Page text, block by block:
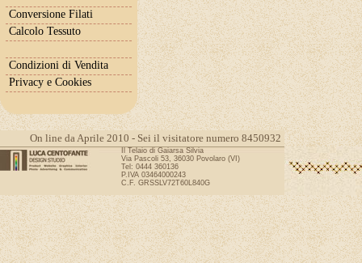
Conversione Filati
Calcolo Tessuto
Condizioni di Vendita
Privacy e Cookies
On line da Aprile 2010 - Sei il visitatore numero 8450932
Il Telaio di Gaiarsa Silvia
Via Pascoli 53, 36030 Povolaro (VI)
Tel: 0444 360136
P.IVA 03464000243
C.F. GRSSLV72T60L840G